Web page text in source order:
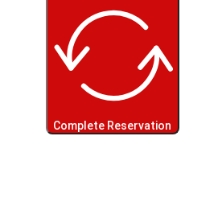
Complete Reservation